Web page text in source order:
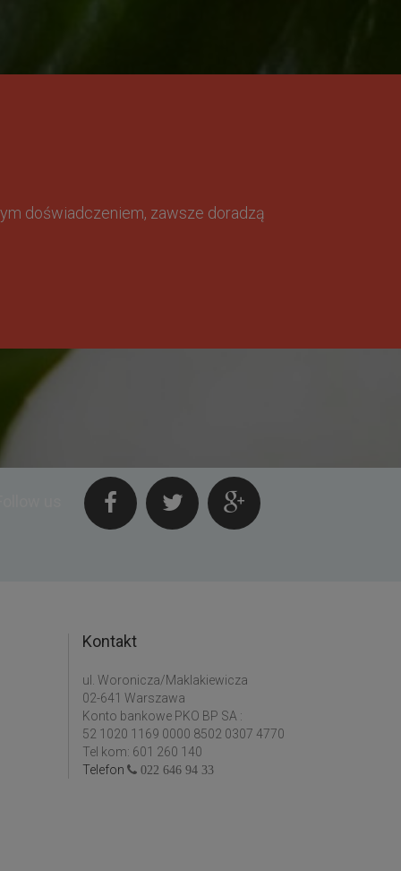
doświadczeniem, zawsze doradzą
Kontakt
ul. Woronicza/Maklakiewicza
02-641 Warszawa
Konto bankowe PKO BP SA :
52 1020 1169 0000 8502 0307 4770
Tel kom: 601 260 140
Telefon
022 646 94 33